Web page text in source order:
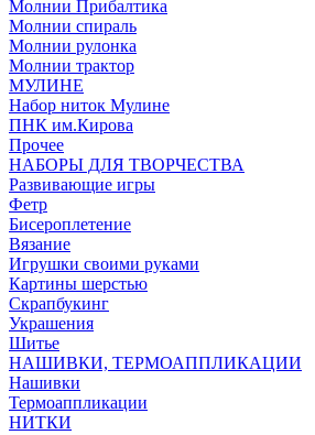
Молнии Прибалтика
Молнии спираль
Молнии рулонка
Молнии трактор
МУЛИНЕ
Набор ниток Мулине
ПНК им.Кирова
Прочее
НАБОРЫ ДЛЯ ТВОРЧЕСТВА
Развивающие игры
Фетр
Бисероплетение
Вязание
Игрушки своими руками
Картины шерстью
Скрапбукинг
Украшения
Шитье
НАШИВКИ, ТЕРМОАППЛИКАЦИИ
Нашивки
Термоаппликации
НИТКИ